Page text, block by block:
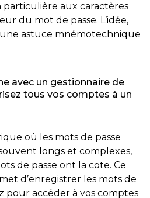
aux caractères
du mot de passe. L’idée,
une astuce mnémotechnique
avec un gestionnaire de
tous vos comptes à un
où les mots de passe
longs et complexes,
de passe ont la cote. Ce
d’enregistrer les mots de
pour accéder à vos comptes